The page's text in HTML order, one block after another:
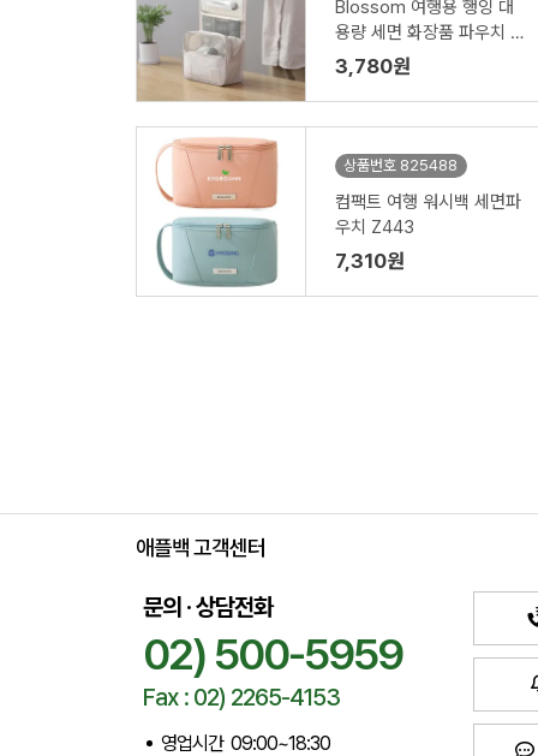
Blossom 여행용 행잉 대
용량 세면 화장품 파우치 1
P
3,780원
상품번호 825488
컴팩트 여행 워시백 세면파
우치 Z443
7,310원
애플백 고객센터
문의 · 상담전화
02) 500-5959
Fax : 02) 2265-4153
영업시간 09:00~18:30